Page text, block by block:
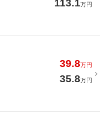
113.1万円
39.8万円
35.8万円